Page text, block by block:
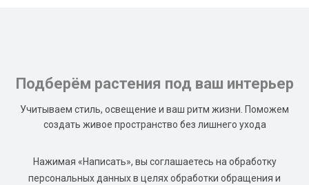
Подберём растения под ваш интерьер
Учитываем стиль, освещение и ваш ритм жизни. Поможем
создать живое пространство без лишнего ухода
Нажимая «Написать», вы соглашаетесь на обработку
персональных данных в целях обработки обращения и